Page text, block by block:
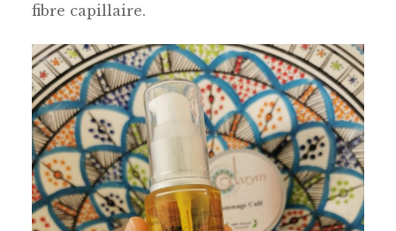
fibre capillaire.